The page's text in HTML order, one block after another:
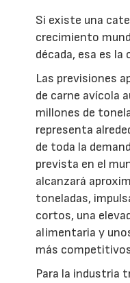
Si existe una
crecimiento
década, esa es la
Las previsiones
de carne avícola
millones de
representa
de toda la
prevista en el
alcanzará
toneladas,
cortos, una
alimentaria y
más
Para la industria